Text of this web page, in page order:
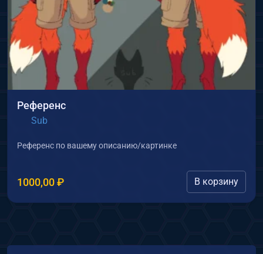
Референс
Sub
Референс по вашему описанию/картинке
1000,00₽ В корзину